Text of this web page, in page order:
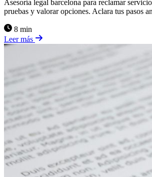
Asesoría legal barcelona para reclamar
pruebas y valorar opciones. Aclara tus pasos
8 min
Leer más